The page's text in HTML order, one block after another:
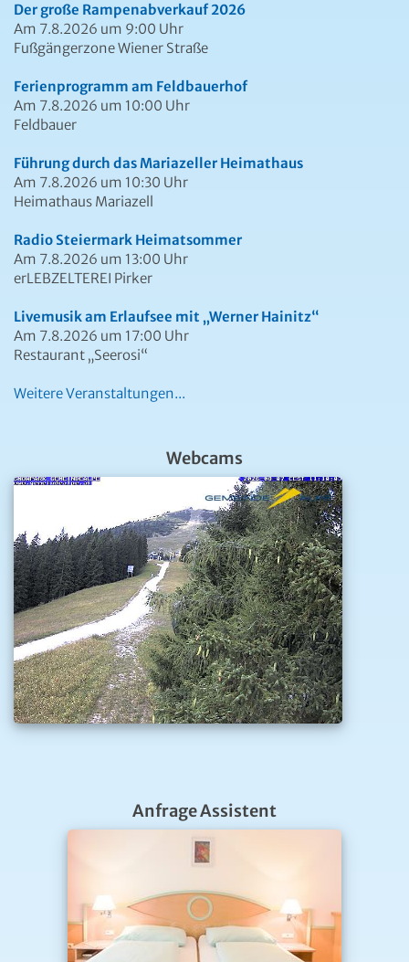
Der große Rampenabverkauf 2026
Am 7.8.2026 um 9:00 Uhr
Fußgängerzone Wiener Straße
Ferienprogramm am Feldbauerhof
Am 7.8.2026 um 10:00 Uhr
Feldbauer
Führung durch das Mariazeller Heimathaus
Am 7.8.2026 um 10:30 Uhr
Heimathaus Mariazell
Radio Steiermark Heimatsommer
Am 7.8.2026 um 13:00 Uhr
erLEBZELTEREI Pirker
Livemusik am Erlaufsee mit „Werner Hainitz“
Am 7.8.2026 um 17:00 Uhr
Restaurant „Seerosi“
Weitere Veranstaltungen...
Webcams
Anfrage Assistent